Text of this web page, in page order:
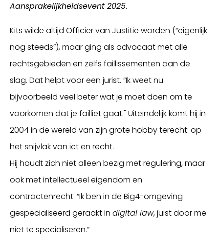
Aansprakelijkheidsevent 2025.
Kits wilde altijd Officier van Justitie worden (“eigenlijk
nog steeds”), maar ging als advocaat met alle
rechtsgebieden en zelfs faillissementen aan de
slag. Dat helpt voor een jurist. “Ik weet nu
bijvoorbeeld veel beter wat je moet doen om te
voorkomen dat je failliet gaat." Uiteindelijk komt hij in
2004 in de wereld van zijn grote hobby terecht: op
het snijvlak van ict en recht.
Hij houdt zich niet alleen bezig met regulering, maar
ook met intellectueel eigendom en
contractenrecht. “Ik ben in de Big4-omgeving
gespecialiseerd geraakt in digital law, juist door me
niet te specialiseren.”